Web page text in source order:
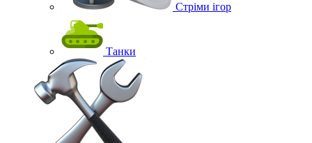
Стріми ігор
Танки